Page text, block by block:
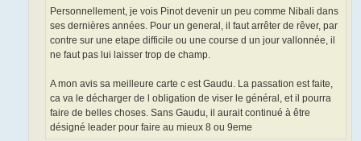
Personnellement, je vois Pinot devenir un peu comme Nibali dans
ses dernières années. Pour un general, il faut arrêter de rêver, par
contre sur une etape difficile ou une course d un jour vallonnée, il
ne faut pas lui laisser trop de champ.
A mon avis sa meilleure carte c est Gaudu. La passation est faite,
ca va le décharger de l obligation de viser le général, et il pourra
faire de belles choses. Sans Gaudu, il aurait continué à être
désigné leader pour faire au mieux 8 ou 9eme